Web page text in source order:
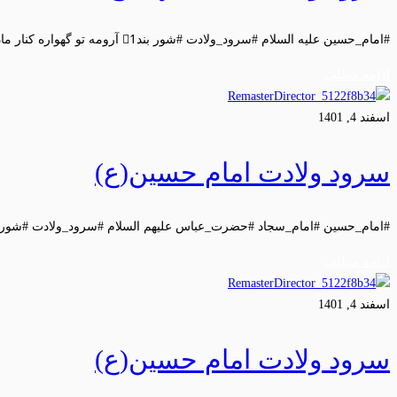
#امام_حسین علیه السلام #سرود_ولادت #شور بند1⃣ آرومه تو گهواره کنار مادرش …
اسفند 4, 1401
سرود ولادت امام حسین(ع)
#امام_حسین #امام_سجاد #حضرت_عباس علیهم السلام #سرود_ولادت #شور بند1⃣ چشمه ها
اسفند 4, 1401
سرود ولادت امام حسین(ع)